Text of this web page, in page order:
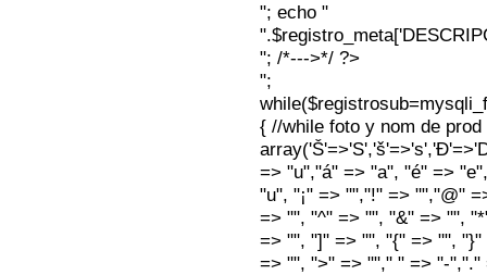
"; echo "
"; /*--->*/ ?>
";
{ //while foto y nom de
=> "u","á" => "a", "é" =>
"u", "¡" => "","!" => "","@"
=> "", "^" => "", "&" => "",
=> "", "]" => "", "{" => "",
=> "", ">" => ""," " => "-","."